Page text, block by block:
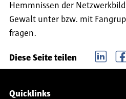
Hemmnissen der
Gewalt unter bzw. mit
fragen.
Diese Seite teilen LinkedIn
Service-Navigation
Quicklinks